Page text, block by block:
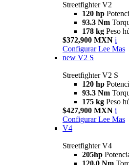
Streetfighter V2
120 hp
93.3 Nm
178 kg Peso
$372,900 MXN i
Configurar Lee Mas
new V2 S
Streetfighter V2 S
120 hp
93.3 Nm
175 kg Peso
$427,900 MXN i
Configurar Lee Mas
V4
Streetfighter V4
205hp